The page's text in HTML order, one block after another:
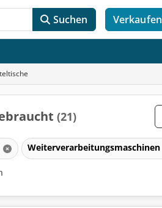
Suchen Verkaufen
(21)
Weiterverarbeitungsmaschinen